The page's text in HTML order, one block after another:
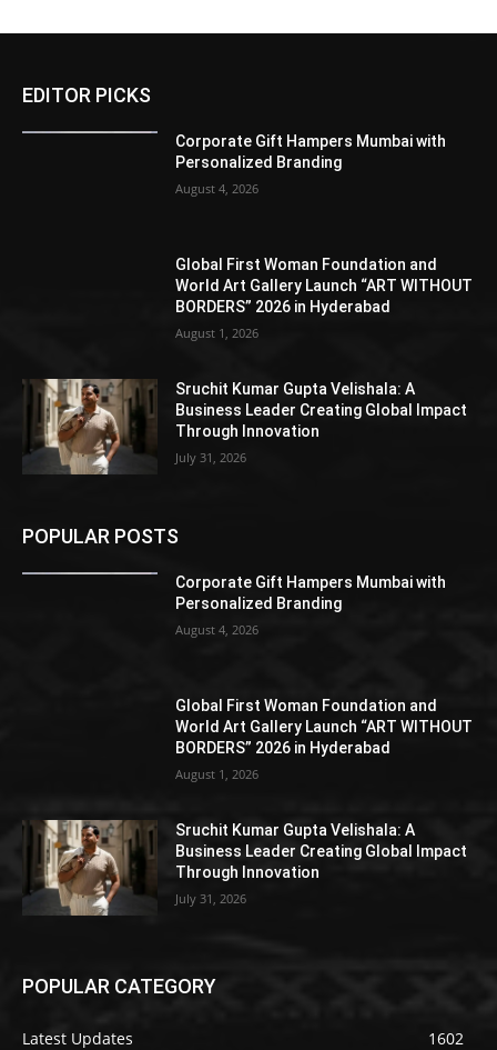
EDITOR PICKS
Corporate Gift Hampers Mumbai with
Personalized Branding
August 4, 2026
Global First Woman Foundation and
World Art Gallery Launch “ART WITHOUT
BORDERS” 2026 in Hyderabad
August 1, 2026
Sruchit Kumar Gupta Velishala: A
Business Leader Creating Global Impact
Through Innovation
July 31, 2026
POPULAR POSTS
Corporate Gift Hampers Mumbai with
Personalized Branding
August 4, 2026
Global First Woman Foundation and
World Art Gallery Launch “ART WITHOUT
BORDERS” 2026 in Hyderabad
August 1, 2026
Sruchit Kumar Gupta Velishala: A
Business Leader Creating Global Impact
Through Innovation
July 31, 2026
POPULAR CATEGORY
Latest Updates
1602